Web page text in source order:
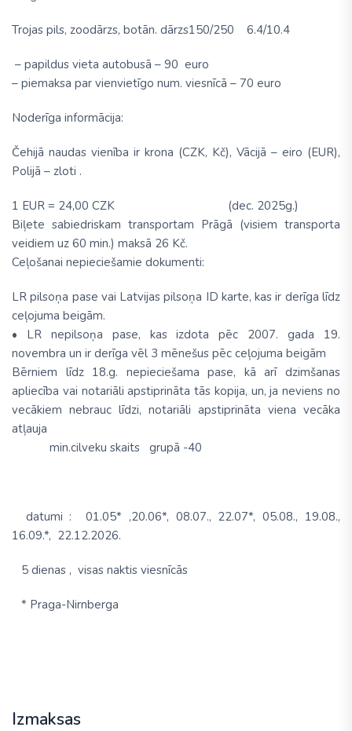
Trojas pils, zoodārzs, botān. dārzs150/250 6.4/10.4
– papildus vieta autobusā – 90 euro
– piemaksa par vienvietīgo num. viesnīcā – 70 euro
Noderīga informācija:
Čehijā naudas vienība ir krona (CZK, Kč), Vācijā – eiro (EUR),
Polijā – zloti .
1 EUR = 24,00 CZK (dec. 2025g.)
Biļete sabiedriskam transportam Prāgā (vi­siem transporta
veidiem uz 60 min.) maksā 26 Kč.
Ceļošanai nepieciešamie dokumenti:
LR pilsoņa pase vai Latvijas pilsoņa ID karte, kas ir derīga līdz
ceļojuma beigām.
• LR nepilsoņa pase, kas izdota pēc 2007. gada 19.
novembra un ir derīga vēl 3 mēnešus pēc ceļojuma beigām
Bērniem līdz 18.g. nepieciešama pase, kā arī dzimšanas
apliecība vai notariāli apstiprināta tās kopija, un, ja neviens no
vecākiem nebrauc līdzi, notariāli apstiprināta viena vecāka
atļauja
min.cilveku skaits grupā -40
datumi : 01.05* ,20.06*, 08.07., 22.07*, 05.08., 19.08.,
16.09.*, 22.12.2026.
5 dienas , visas naktis viesnīcās
* Praga-Nirnberga
Izmaksas